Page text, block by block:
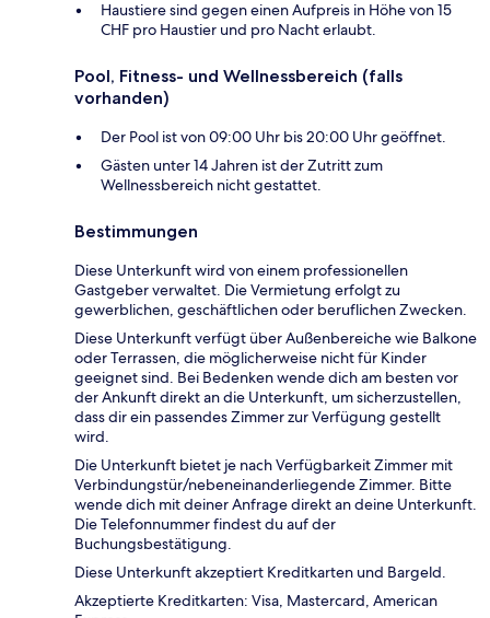
Haustiere sind gegen einen Aufpreis in Höhe von 15
CHF pro Haustier und pro Nacht erlaubt.
Pool, Fitness- und Wellnessbereich (falls
vorhanden)
Der Pool ist von 09:00 Uhr bis 20:00 Uhr geöffnet.
Gästen unter 14 Jahren ist der Zutritt zum
Wellnessbereich nicht gestattet.
Bestimmungen
Diese Unterkunft wird von einem professionellen
Gastgeber verwaltet. Die Vermietung erfolgt zu
gewerblichen, geschäftlichen oder beruflichen Zwecken.
Diese Unterkunft verfügt über Außenbereiche wie Balkone
oder Terrassen, die möglicherweise nicht für Kinder
geeignet sind. Bei Bedenken wende dich am besten vor
der Ankunft direkt an die Unterkunft, um sicherzustellen,
dass dir ein passendes Zimmer zur Verfügung gestellt
wird.
Die Unterkunft bietet je nach Verfügbarkeit Zimmer mit
Verbindungstür/nebeneinanderliegende Zimmer. Bitte
wende dich mit deiner Anfrage direkt an deine Unterkunft.
Die Telefonnummer findest du auf der
Buchungsbestätigung.
Diese Unterkunft akzeptiert Kreditkarten und Bargeld.
Akzeptierte Kreditkarten: Visa, Mastercard, American